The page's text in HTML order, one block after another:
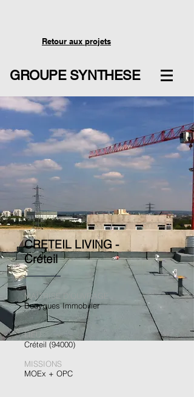
Retour aux projets
GROUPE SYNTHESE
CRETEIL LIVING -
Créteil
MAÎTRISE D'OUVRAGE
Bouygues Immobilier
LIEU
Créteil​ (94000)
MISSIONS
MOEx + OPC